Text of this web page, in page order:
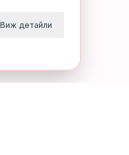
Виж детайли